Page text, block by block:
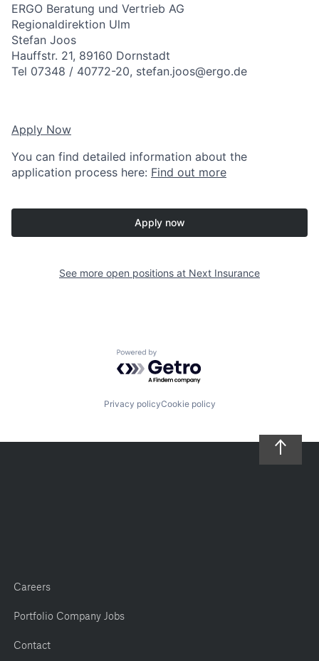
ERGO Beratung und Vertrieb AG
Regionaldirektion Ulm
Stefan Joos
Hauffstr. 21, 89160 Dornstadt
Tel 07348 / 40772-20, stefan.joos@ergo.de
Apply Now
You can find detailed information about the
application process here: Find out more
Apply now
See more open positions at Next Insurance
Powered by Getro.com
Privacy policyCookie policy
Careers
Portfolio Company Jobs
Contact